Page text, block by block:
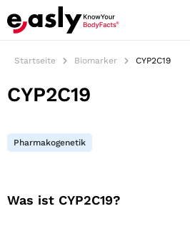
Startseite Biomarker CYP2C19
CYP2C19
Pharmakogenetik
Was ist CYP2C19?